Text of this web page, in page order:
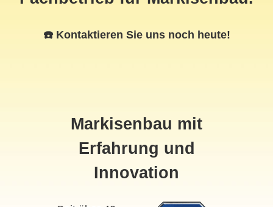
☎️ Kontaktieren Sie uns noch heute!
Markisenbau mit
Erfahrung und
Innovation